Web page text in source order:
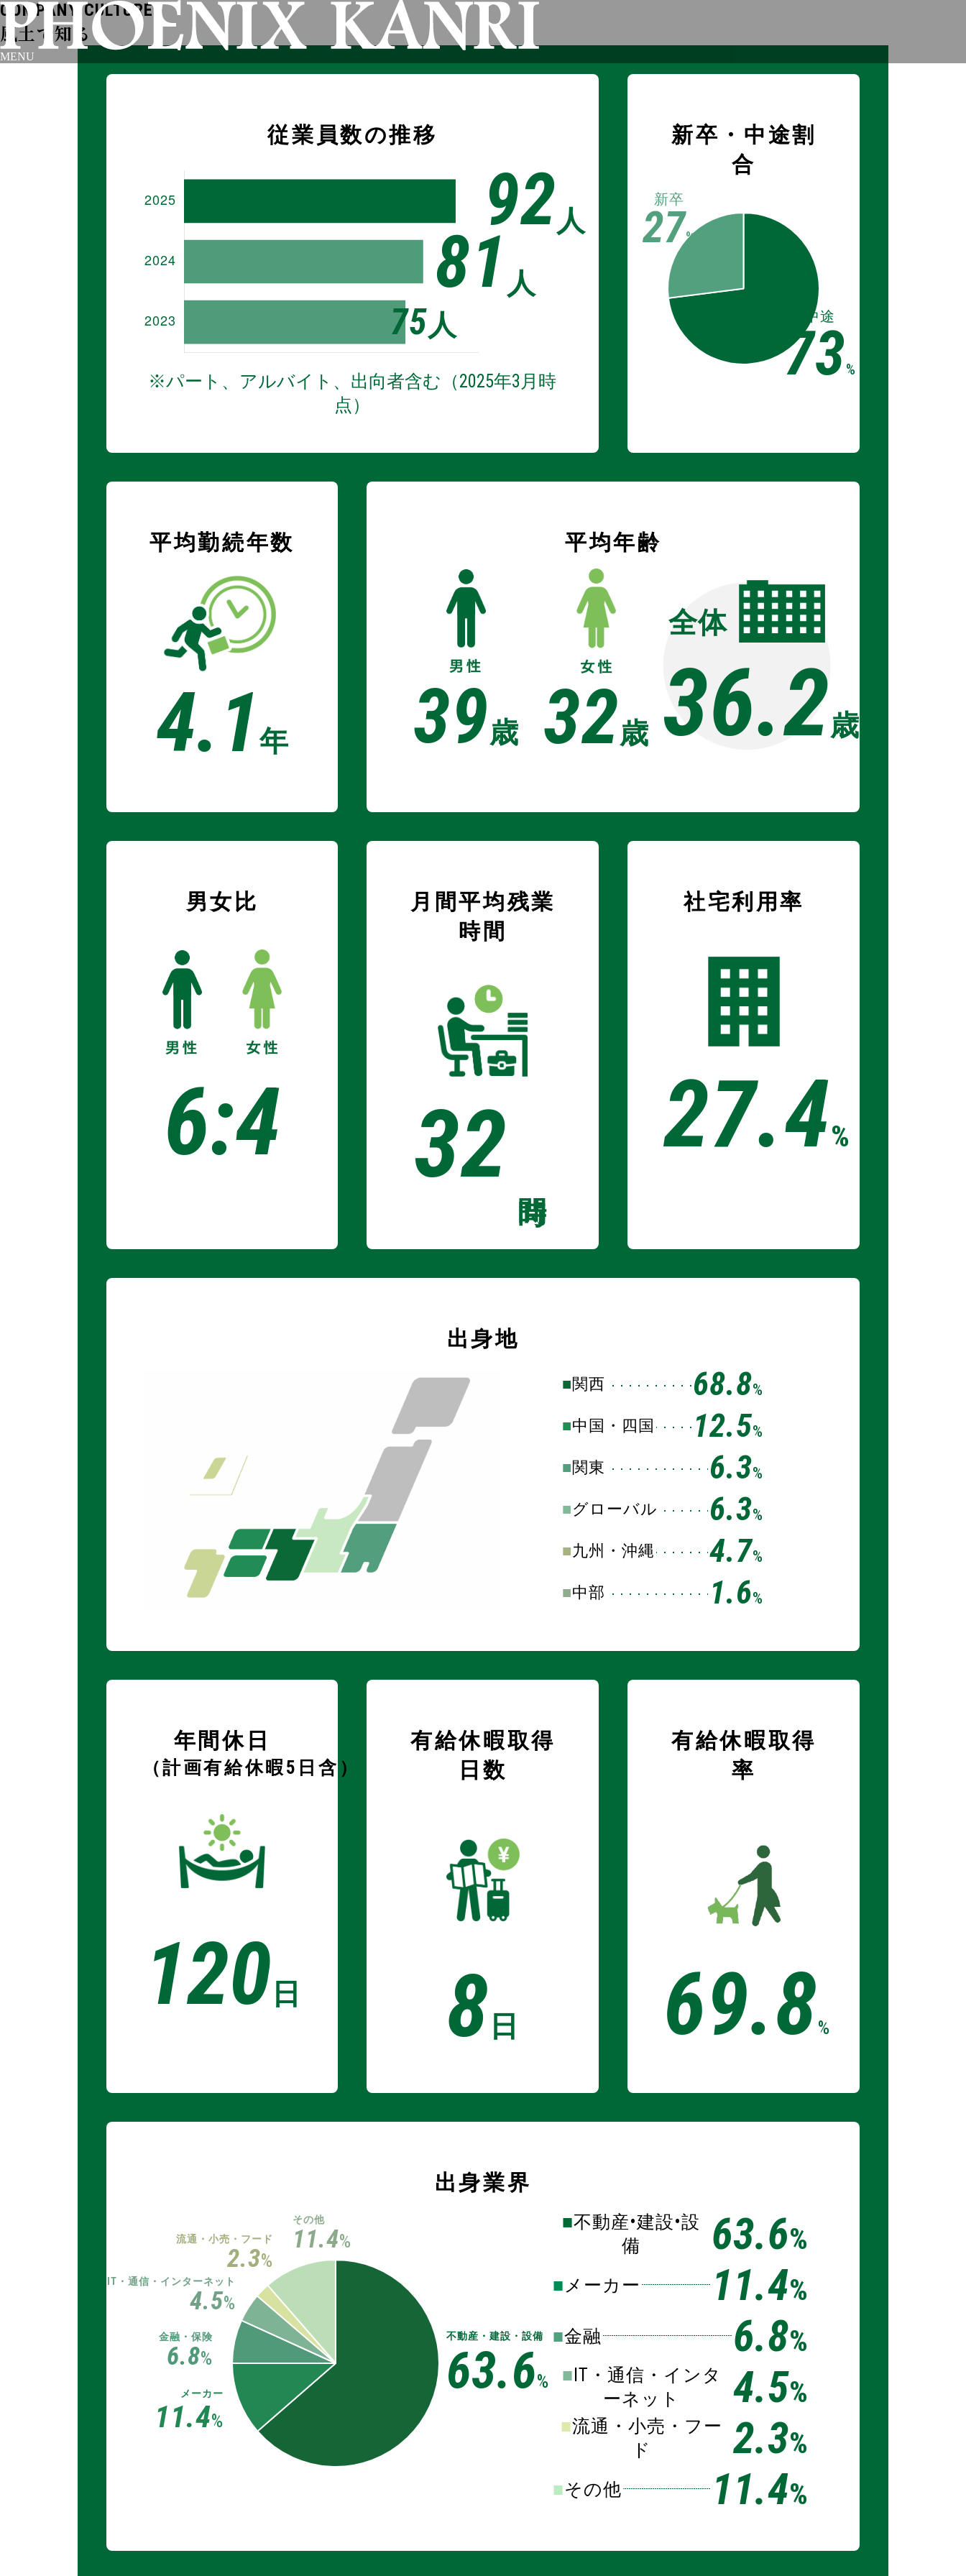
MENU
COMPANY CULTURE
風土で知る
従業員数の推移
92人
81 人
75人
※パート、アルバイト、出向者含む（2025年3月時
点）
新卒・中途割
合
新卒
27%
中途
73%
平均勤続年数
4.1年
平均年齢
39歳 32歳
全体
36.2歳
男女比
6:4
月間平均残業
時間
32
出身地
■関西 68.8%
■中国・四国 12.5%
■関東 6.3%
■グローバル 6.3%
■九州・沖縄 4.7%
■中部 1.6%
年間休日
（計画有給休暇5日含）
120 日
有給休暇取得
日数
8 日
有給休暇取得
率
69.8%
出身業界
不動産・建設・設備
63.6%
メーカー
11.4%
金融・保険
6.8%
IT・通信・インターネット
4.5%
流通・小売・フード
2.3%
その他
11.4%
不動産•建設•設
備
63.6%
メーカー 11.4%
金融 6.8%
IT・通信・インタ
ーネット
4.5%
流通・小売・フー
ド
2.3%
その他 11.4%
社宅利用率
27.4%